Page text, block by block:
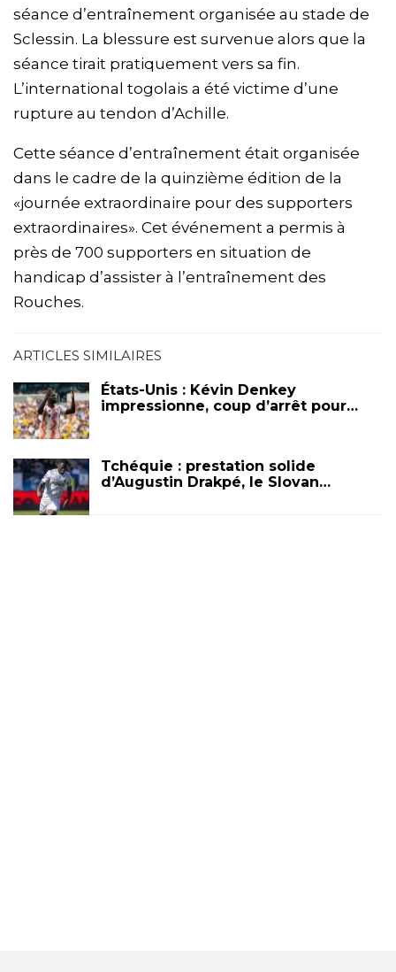
séance d’entraînement organisée au stade de
Sclessin. La blessure est survenue alors que la
séance tirait pratiquement vers sa fin.
L’international togolais a été victime d’une
rupture au tendon d’Achille.
Cette séance d’entraînement était organisée
dans le cadre de la quinzième édition de la
«journée extraordinaire pour des supporters
extraordinaires». Cet événement a permis à
près de 700 supporters en situation de
handicap d’assister à l’entraînement des
Rouches.
ARTICLES SIMILAIRES
États-Unis : Kévin Denkey
impressionne, coup d’arrêt pour…
Tchéquie : prestation solide
d’Augustin Drakpé, le Slovan…